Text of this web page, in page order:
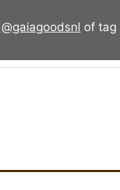
@gaiagoodsnl of tag